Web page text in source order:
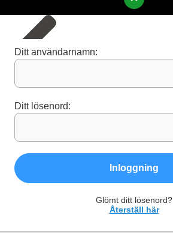
Ditt användarnamn:
Ditt lösenord:
Inloggning
Glömt ditt lösenord?
Återställ här